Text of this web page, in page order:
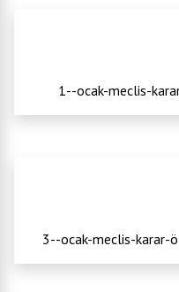
1--ocak-meclis-
3--ocak-meclis-karar-